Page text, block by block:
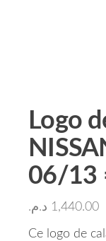
Logo
06/13
1,440.00 د.م.
Ce logo de